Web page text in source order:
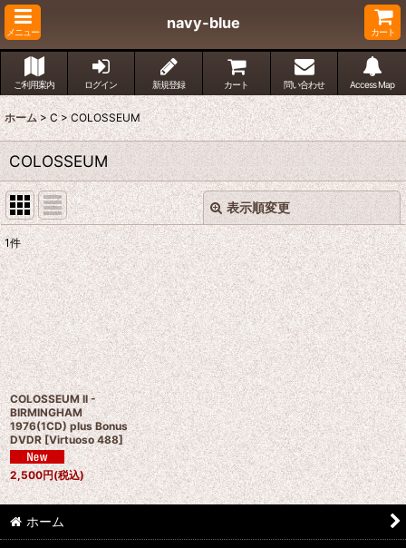
メニュー
navy-blue
カート
ご利用案内 ログイン 新規登録 カート 問い合わせ Access Map
ホーム > C > COLOSSEUM
COLOSSEUM
表示順変更
表示数:
並び順:
絞り込む
閉じる
1件
COLOSSEUM II -
BIRMINGHAM
1976(1CD) plus Bonus
DVDR [Virtuoso 488]
2,500円(税込)
ホーム